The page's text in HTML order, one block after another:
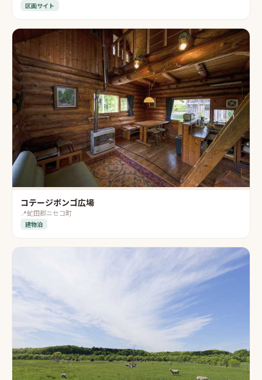
区画サイト
コテージボンゴ広場
📍虻田郡ニセコ町
建物泊